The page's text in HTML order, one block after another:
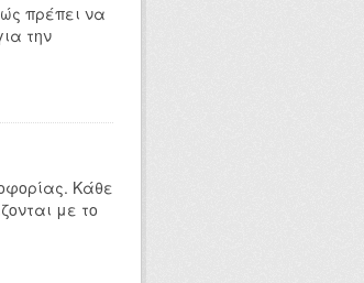
πρέπει να
την
Κάθε
με το